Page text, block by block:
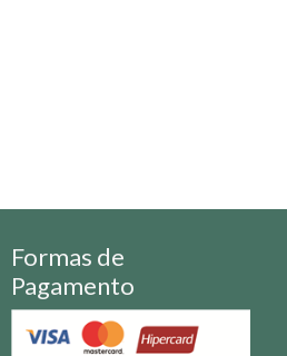
Formas de
Pagamento